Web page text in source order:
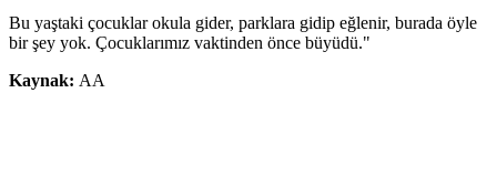
Bu yaştaki çocuklar okula gider, parklara gidip eğlenir, burada öyle
bir şey yok. Çocuklarımız vaktinden önce büyüdü."
Kaynak: AA